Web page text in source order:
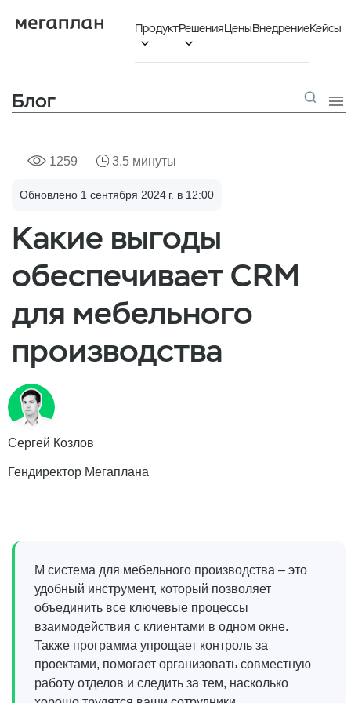
Продукт

Решения

ЦеныВнедрениеКейсы
Блог 
1259 3.5 минуты
Обновлено 1 сентября 2024 г. в 12:00
Какие выгоды
обеспечивает CRM
для мебельного
производства
M система для мебельного производства – это
удобный инструмент, который позволяет
объединить все ключевые процессы
взаимодействия с клиентами в одном окне.
Также программа упрощает контроль за
проектами, помогает организовать совместную
работу отделов и следить за тем, насколько
Сергей Козлов
Гендиректор Мегаплана